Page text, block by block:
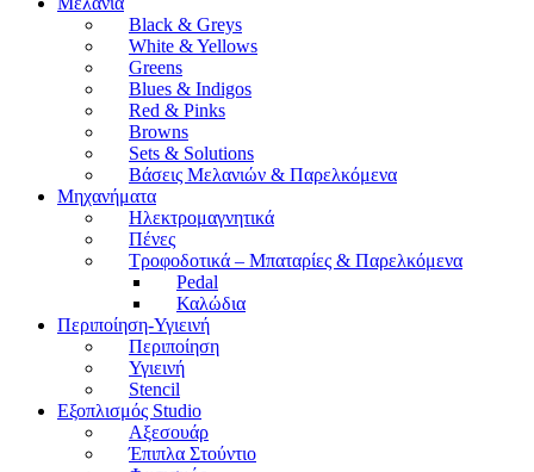
Black & Greys
White & Yellows
Greens
Blues & Indigos
Red & Pinks
Browns
Sets & Solutions
Βάσεις Μελανιών & Παρελκόμενα
Μηχανήματα
Ηλεκτρομαγνητικά
Πένες
Τροφοδοτικά – Μπαταρίες & Παρελκόμενα
Pedal
Καλώδια
Περιποίηση-Υγιεινή
Περιποίηση
Υγιεινή
Stencil
Εξοπλισμός Studio
Αξεσουάρ
Έπιπλα Στούντιο